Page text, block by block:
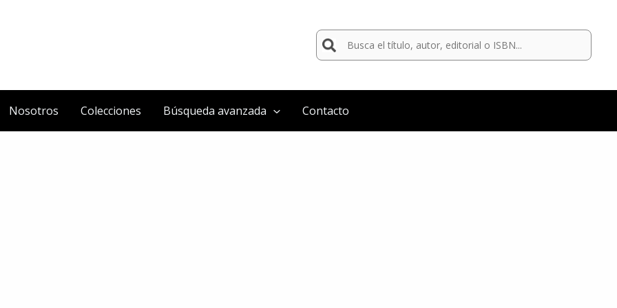
Buscar
por:
Nosotros Colecciones Búsqueda avanzada Contacto